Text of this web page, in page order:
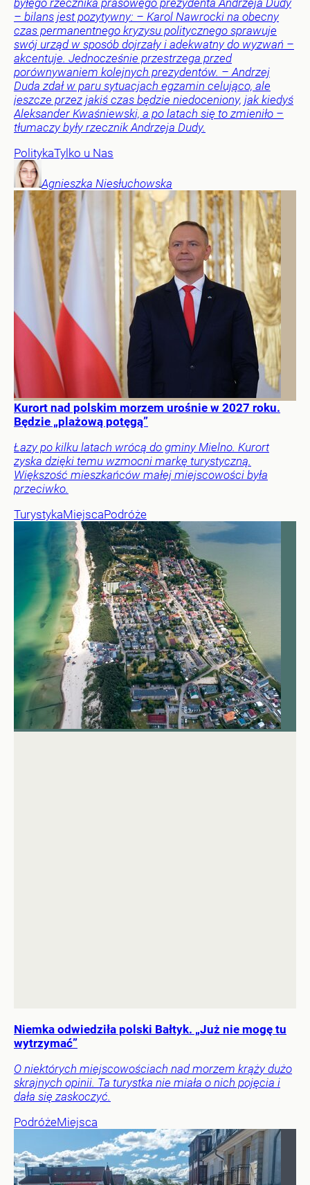
– bilans jest pozytywny: – Karol Nawrocki na obecny
czas permanentnego kryzysu politycznego sprawuje
swój urząd w sposób dojrzały i adekwatny do wyzwań –
akcentuje. Jednocześnie przestrzega przed
porównywaniem kolejnych prezydentów. – Andrzej
Duda zdał w paru sytuacjach egzamin celująco, ale
jeszcze przez jakiś czas będzie niedoceniony, jak kiedyś
Aleksander Kwaśniewski, a po latach się to zmieniło –
tłumaczy były rzecznik Andrzeja Dudy.
PolitykaTylko u Nas
Agnieszka Niesłuchowska
Kurort nad polskim morzem urośnie w 2027 roku.
Będzie „plażową potęgą”
Łazy po kilku latach wrócą do gminy Mielno. Kurort
zyska dzięki temu wzmocni markę turystyczną.
Większość mieszkańców małej miejscowości była
przeciwko.
TurystykaMiejscaPodróże
Niemka odwiedziła polski Bałtyk. „Już nie mogę tu
wytrzymać”
O niektórych miejscowościach nad morzem krąży dużo
skrajnych opinii. Ta turystka nie miała o nich pojęcia i
dała się zaskoczyć.
PodróżeMiejsca